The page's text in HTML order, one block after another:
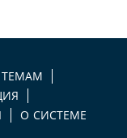
О СИСТЕМЕ